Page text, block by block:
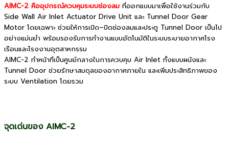
AIMC-2 คืออุปกรณ์ควบคุมระบบช่องลม ที่ออกแบบมาเพื่อใช้งานร่วมกับ
Side Wall Air Inlet Actuator Drive Unit และ Tunnel Door Gear
Motor โดยเฉพาะ ช่วยให้การเปิด–ปิดช่องลมและประตู Tunnel Door เป็นไป
อย่างแม่นยำ พร้อมรองรับการทำงานแบบอัตโนมัติในระบบระบายอากาศโรง
เรือนและโรงงานอุตสาหกรรม
AIMC-2 ทำหน้าที่เป็นศูนย์กลางในการควบคุม Air Inlet ทั้งแบบผนังและ
Tunnel Door ช่วยรักษาสมดุลของอากาศภายใน และเพิ่มประสิทธิภาพของ
ระบบ Ventilation โดยรวม
จุดเด่นของ AIMC-2